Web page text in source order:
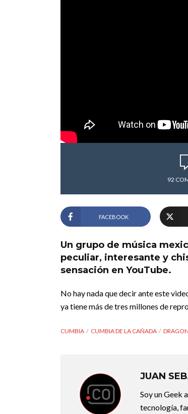
92
FACEBOOK
Un grupo de música
peculiar, interesante y
sensación en YouTube.
No hay nada que decir ante este
ya tiene más de tres millones de
CUMBIA CUMBIA DE LA CAÑADA
JUAN
Soy un Geek
tecnología,